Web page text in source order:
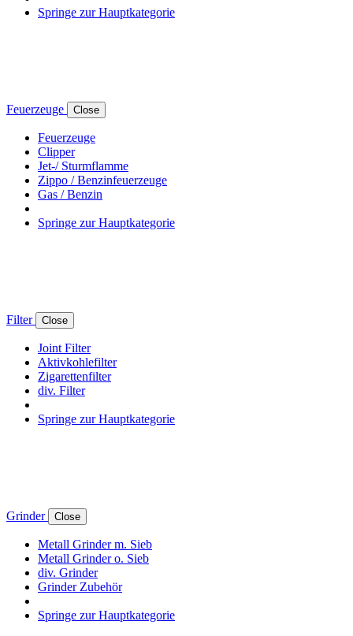
Springe zur Hauptkategorie
Feuerzeuge Close
Feuerzeuge
Clipper
Jet-/ Sturmflamme
Zippo / Benzinfeuerzeuge
Gas / Benzin
Springe zur Hauptkategorie
Filter Close
Joint Filter
Aktivkohlefilter
Zigarettenfilter
div. Filter
Springe zur Hauptkategorie
Grinder Close
Metall Grinder m. Sieb
Metall Grinder o. Sieb
div. Grinder
Grinder Zubehör
Springe zur Hauptkategorie